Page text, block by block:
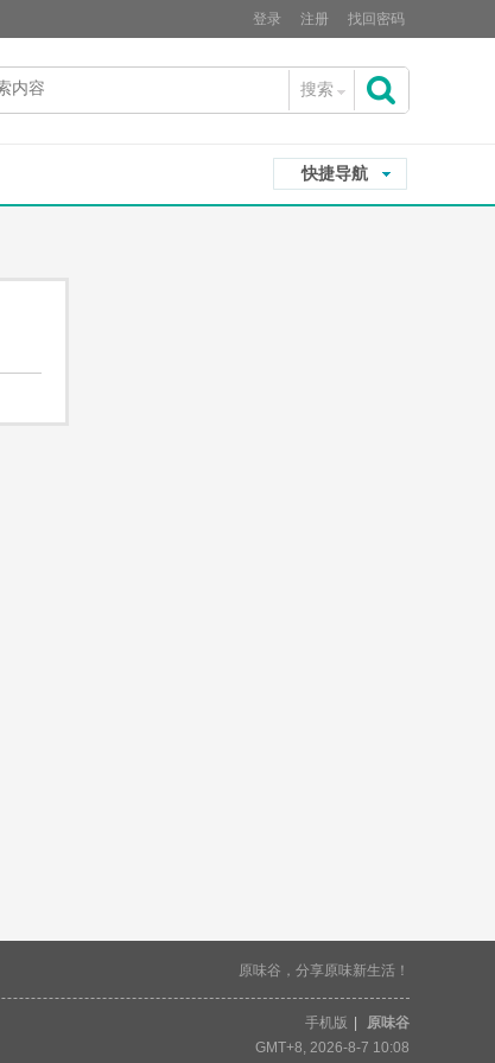
登录 注册 找回密码
搜索
快捷导航
原味谷，分享原味新生活！
手机版
原味谷
GMT+8, 2026-8-7 10:08